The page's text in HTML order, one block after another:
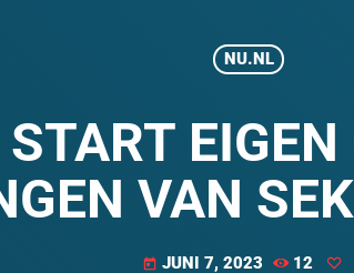
NU.NL
VAN
today JUNI 7, 2023 12